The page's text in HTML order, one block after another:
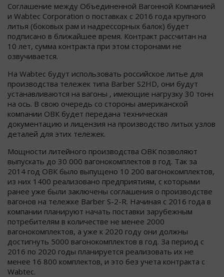
Соглашение между Объединенной Вагонной Компанией
и Wabtec Corporation о поставках с 2016 года крупного
литья (боковых рам и надрессорных балок) будет
подписано в ближайшее время. Контракт рассчитан на
10 лет, сумма контракта при этом сторонами не
озвучивается.
На Wabtec будут использовать российское литье для
производства тележек типа Barber S2HD, они будут
устанавливаются на вагоны , имеющие нагрузку 30 тонн
на ось. В свою очередь со стороны американской
компании ОВК будет передана техническая
документацию и лицензия на производство литых узлов
деталей для этих тележек.
Мощности литейного производства ОВК позволяют
выпускать до 30 000 вагонокомплектов в год. Так за
2014 год ОВК было выпущено 10 200 вагонокомплектов,
из них 1400 реализовано предприятиям, с которыми
ранее уже были заключены соглашения о производстве
вагонов на тележке Barber S-2-R. Начиная с 2016 года в
компании планируют начать поставки зарубежным
потребителям в количестве не менее 2000
вагонокомплектов, а уже к 2020 году они должны
достигнуть 5000 вагонокомплектов в год. За период с
2016 по 2020 годы планируется реализовать их не
менее 16 800 комплектов, и это без учета контракта с
Wabtec.